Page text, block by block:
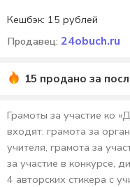
Кешбэк: 15 рублей
Продавец: 24obuch.ru
15 продано за
Грамоты за участие ко
входят: грамота за
учителя, грамота за
за участие в конкурсе,
4 авторских стикера с